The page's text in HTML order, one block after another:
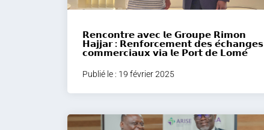
𝗥𝗲𝗻𝗰𝗼𝗻𝘁𝗿𝗲 𝗮𝘃𝗲𝗰 𝗹𝗲 𝗚𝗿𝗼𝘂𝗽𝗲 𝗥𝗶𝗺𝗼𝗻
𝗛𝗮𝗷𝗷𝗮𝗿 : 𝗥𝗲𝗻𝗳𝗼𝗿𝗰𝗲𝗺𝗲𝗻𝘁 𝗱𝗲𝘀 𝗲́𝗰𝗵𝗮𝗻𝗴𝗲𝘀
𝗰𝗼𝗺𝗺𝗲𝗿𝗰𝗶𝗮𝘂𝘅 𝘃𝗶𝗮 𝗹𝗲 𝗣𝗼𝗿𝘁 𝗱𝗲 𝗟𝗼𝗺𝗲́
Publié le : 19 février 2025